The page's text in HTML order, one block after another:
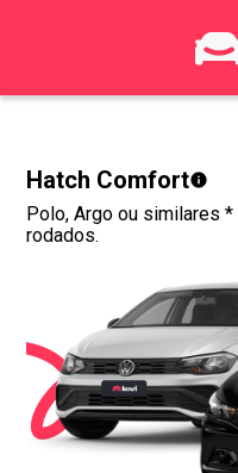
Hatch Comfort
Polo, Argo ou similares *
rodados.